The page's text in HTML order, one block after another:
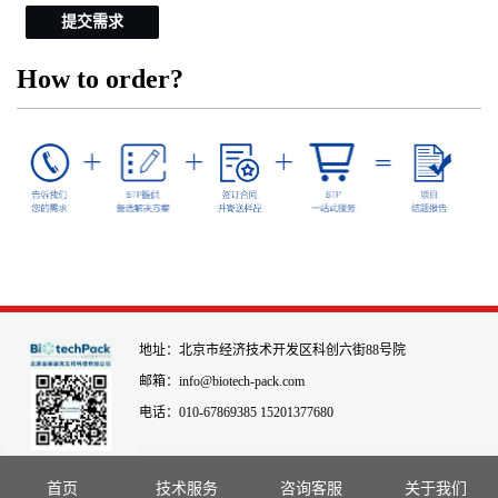
提交需求
How to order?
地址：北京市经济技术开发区科创六街88号院
邮箱：info@biotech-pack.com
电话：010-67869385 15201377680
首页 技术服务 咨询客服 关于我们